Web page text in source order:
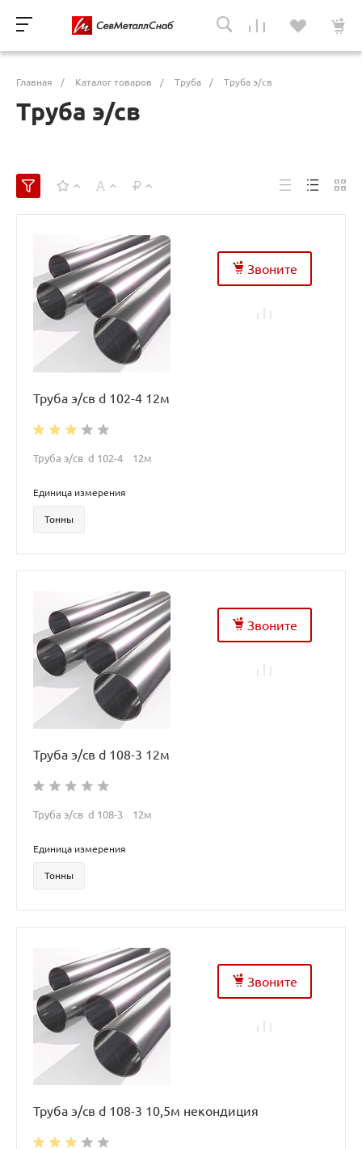
Главная / Каталог товаров / Труба / Труба э/св
Труба э/св
Звоните
Труба э/св d 102-4 12м
Труба э/св d 102-4 12м
Единица измерения
Тонны
Звоните
Труба э/св d 108-3 12м
Труба э/св d 108-3 12м
Единица измерения
Тонны
Звоните
Труба э/св d 108-3 10,5м некондиция